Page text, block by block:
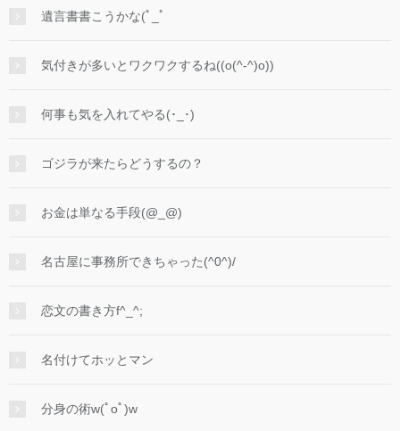
遺言書書こうかな(ﾟ_ﾟ
気付きが多いとワクワクするね((o(^-^)o))
何事も気を入れてやる(･_･)
ゴジラが来たらどうするの？
お金は単なる手段(@_@)
名古屋に事務所できちゃった(^0^)/
恋文の書き方f^_^;
名付けてホッとマン
分身の術w(ﾟoﾟ)w